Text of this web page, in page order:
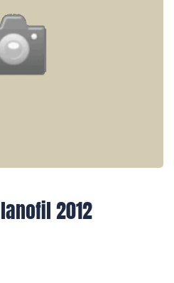
2012